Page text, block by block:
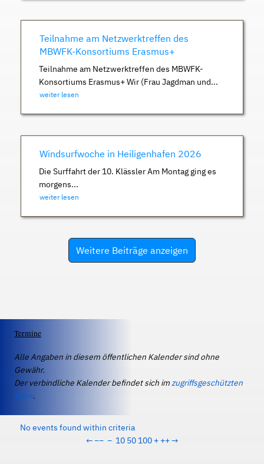
Teilnahme am Netzwerktreffen des
MBWFK-Konsortiums Erasmus+
Teilnahme am Netzwerktreffen des MBWFK-
Konsortiums Erasmus+ Wir (Frau Jagdman und...
weiter lesen
Windsurfwoche in Heiligenhafen 2026
Die Surffahrt der 10. Klässler Am Montag ging es
morgens...
weiter lesen
Weitere Beiträge anzeigen
Termine
Alle Angaben in diesem öffentlichen Kalender sind ohne
Gewähr.
Der verbindliche Kalender befindet sich imzugriffsgeschützten
IServ.
No events found within criteria
← −− − 10 50 100 + ++→